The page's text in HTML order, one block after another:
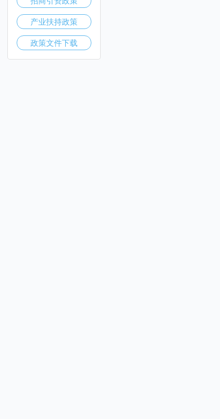
产业扶持政策
政策文件下载